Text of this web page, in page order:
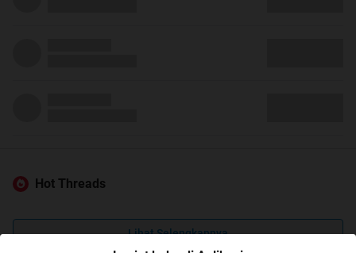
Hot Threads
Lihat Selengkapnya